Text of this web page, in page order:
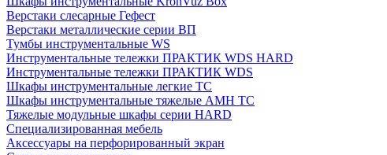
Верстаки слесарные Гефест
Верстаки металлические серии ВП
Тумбы инструментальные WS
Инструментальные тележки ПРАКТИК WDS HARD
Инструментальные тележки ПРАКТИК WDS
Шкафы инструментальные легкие ТС
Шкафы инструментальные тяжелые AMH TC
Тяжелые модульные шкафы серии HARD
Cпециализированная мебель
Аксессуары на перфорированный экран